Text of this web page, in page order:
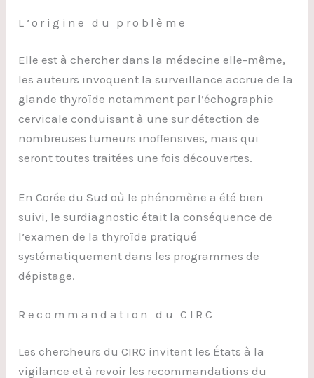
L’origine du problème
Elle est à chercher dans la médecine elle-même,
les auteurs invoquent la surveillance accrue de la
glande thyroïde notamment par l’échographie
cervicale conduisant à une sur détection de
nombreuses tumeurs inoffensives, mais qui
seront toutes traitées une fois découvertes.
En Corée du Sud où le phénomène a été bien
suivi, le surdiagnostic était la conséquence de
l’examen de la thyroïde pratiqué
systématiquement dans les programmes de
dépistage.
Recommandation du CIRC
Les chercheurs du CIRC invitent les États à la
vigilance et à revoir les recommandations du